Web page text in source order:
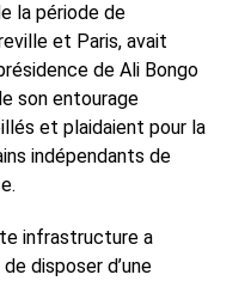
la période de
et Paris, avait
de Ali Bongo
son entourage
et plaidaient pour la
indépendants de
infrastructure a
disposer d’une